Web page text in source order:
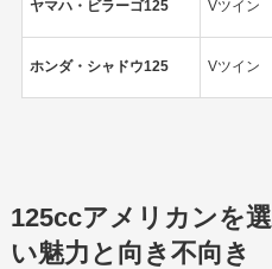
ヤマハ・ビラーゴ125 Vツイン
ホンダ・シャドウ125 Vツイン
125ccアメリカンを
い魅力と向き不向き